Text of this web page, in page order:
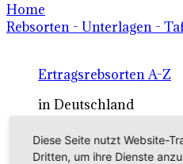
Home
Rebsorten - Unterlagen -
Ertragsrebsorten A-Z
in Deutschland
Rebsorten
Diese Seite nutzt Website-
Dritten, um ihre Dienste